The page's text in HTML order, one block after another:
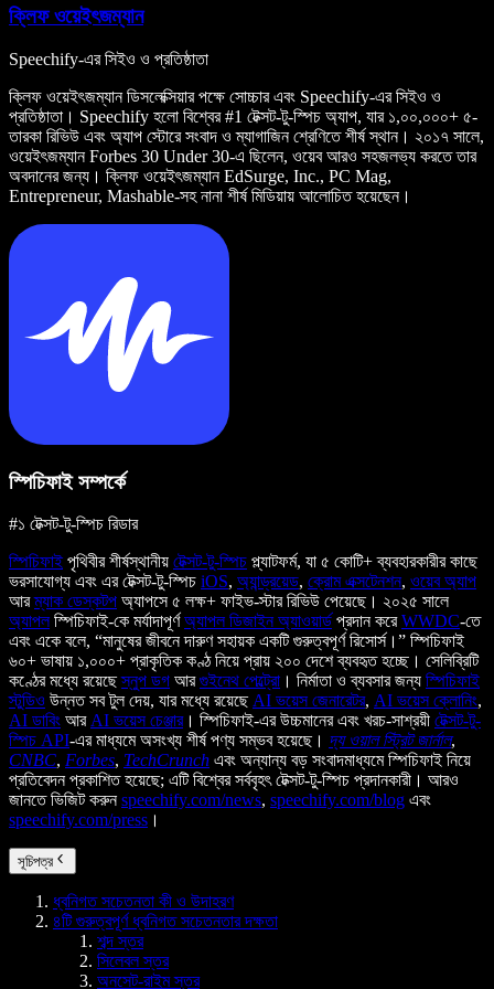
ক্লিফ ওয়েইৎজম্যান
Speechify-এর সিইও ও প্রতিষ্ঠাতা
ক্লিফ ওয়েইৎজম্যান ডিসলেক্সিয়ার পক্ষে সোচ্চার এবং Speechify-এর সিইও ও
প্রতিষ্ঠাতা। Speechify হলো বিশ্বের #1 টেক্সট-টু-স্পিচ অ্যাপ, যার ১,০০,০০০+ ৫-
তারকা রিভিউ এবং অ্যাপ স্টোরে সংবাদ ও ম্যাগাজিন শ্রেণিতে শীর্ষ স্থান। ২০১৭ সালে,
ওয়েইৎজম্যান Forbes 30 Under 30-এ ছিলেন, ওয়েব আরও সহজলভ্য করতে তার
অবদানের জন্য। ক্লিফ ওয়েইৎজম্যান EdSurge, Inc., PC Mag,
Entrepreneur, Mashable-সহ নানা শীর্ষ মিডিয়ায় আলোচিত হয়েছেন।
স্পিচিফাই সম্পর্কে
#১ টেক্সট-টু-স্পিচ রিডার
স্পিচিফাই পৃথিবীর শীর্ষস্থানীয় টেক্সট-টু-স্পিচ প্ল্যাটফর্ম, যা ৫ কোটি+ ব্যবহারকারীর কাছে
ভরসাযোগ্য এবং এর টেক্সট-টু-স্পিচ iOS, অ্যান্ড্রয়েড, ক্রোম এক্সটেনশন, ওয়েব অ্যাপ
আরম্যাক ডেস্কটপ অ্যাপসে ৫ লক্ষ+ ফাইভ-স্টার রিভিউ পেয়েছে। ২০২৫ সালে
অ্যাপলস্পিচিফাই-কে মর্যাদাপূর্ণঅ্যাপল ডিজাইন অ্যাওয়ার্ড প্রদান করেWWDC-তে
এবং একে বলে, “মানুষের জীবনে দারুণ সহায়ক একটি গুরুত্বপূর্ণ রিসোর্স।” স্পিচিফাই
৬০+ ভাষায় ১,০০০+ প্রাকৃতিক কণ্ঠ নিয়ে প্রায় ২০০ দেশে ব্যবহৃত হচ্ছে। সেলিব্রিটি
কণ্ঠের মধ্যে রয়েছেস্নুপ ডগ আরগুইনেথ পেল্ট্রো । নির্মাতা ও ব্যবসার জন্য স্পিচিফাই
স্টুডিও উন্নত সব টুল দেয়, যার মধ্যে রয়েছে AI ভয়েস জেনারেটর, AI ভয়েস ক্লোনিং,
AI ডাবিং আর AI ভয়েস চেঞ্জার। স্পিচিফাই-এর উচ্চমানের এবং খরচ-সাশ্রয়ী টেক্সট-টু-
স্পিচ API-এর মাধ্যমে অসংখ্য শীর্ষ পণ্য সম্ভব হয়েছে। দ্য ওয়াল স্ট্রিট জার্নাল,
CNBC, Forbes, TechCrunch এবং অন্যান্য বড় সংবাদমাধ্যমে স্পিচিফাই নিয়ে
প্রতিবেদন প্রকাশিত হয়েছে; এটি বিশ্বের সর্ববৃহৎ টেক্সট-টু-স্পিচ প্রদানকারী। আরও
জানতে ভিজিট করুনspeechify.com/news, speechify.com/blog এবং
speechify.com/press ।
সূচিপত্র
ধ্বনিগত সচেতনতা কী ও উদাহরণ
৪টি গুরুত্বপূর্ণ ধ্বনিগত সচেতনতার দক্ষতা
শব্দ স্তর
সিলেবল স্তর
অনসেট-রাইম স্তর